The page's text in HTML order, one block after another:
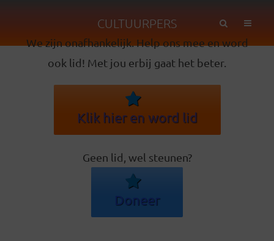
CULTUURPERS
We zijn onafhankelijk. Help ons mee en word
ook lid! Met jou erbij gaat het beter.
Klik hier en word lid
Geen lid, wel steunen?
Doneer